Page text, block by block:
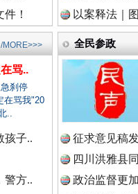
在线.
政网.中
新闻网.
！
以案释法｜
骂..
刹停
在骂我"20
..
孩子..
警方..
MORE>>> 全民参政
征求意见稿
四川洪雅县
政治监督更